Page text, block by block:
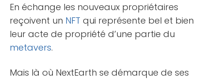
En échange les nouveaux propriétaires
reçoivent un NFT qui représente bel et bien
leur acte de propriété d’une partie du
metavers.
Mais là où NextEarth se démarque de ses